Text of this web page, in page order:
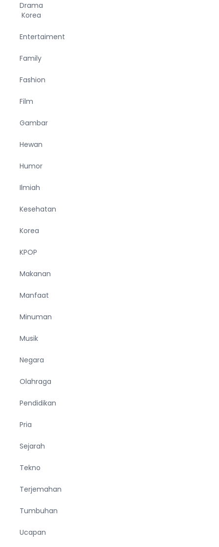
Drama
Korea
Entertaiment
Family
Fashion
Film
Gambar
Hewan
Humor
Ilmiah
Kesehatan
Korea
KPOP
Makanan
Manfaat
Minuman
Musik
Negara
Olahraga
Pendidikan
Pria
Sejarah
Tekno
Terjemahan
Tumbuhan
Ucapan